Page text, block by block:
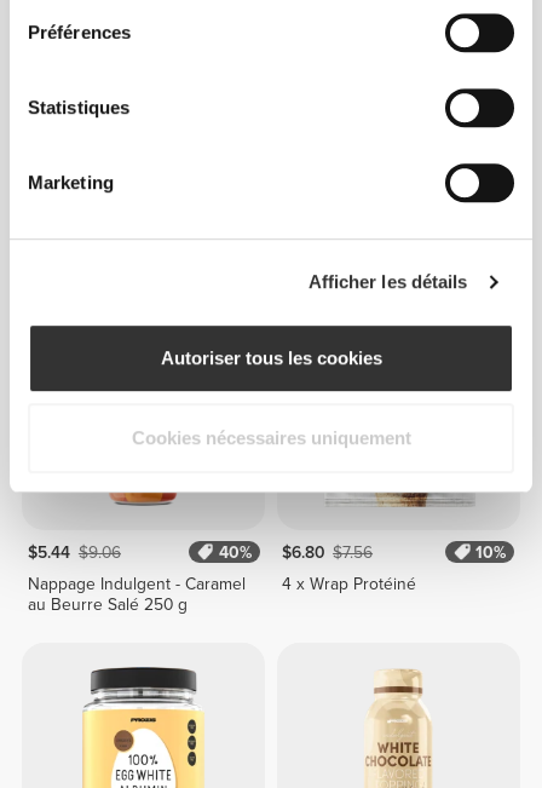
Préférences
Statistiques
Marketing
Afficher les détails
Autoriser tous les cookies
Cookies nécessaires uniquement
$6.66 $8.32
10%
$5.44 $9.06
40%
Nappage Indulgent - Caramel
au Beurre Salé 250 g
$6.80 $7.56
10%
4 x Wrap Protéiné